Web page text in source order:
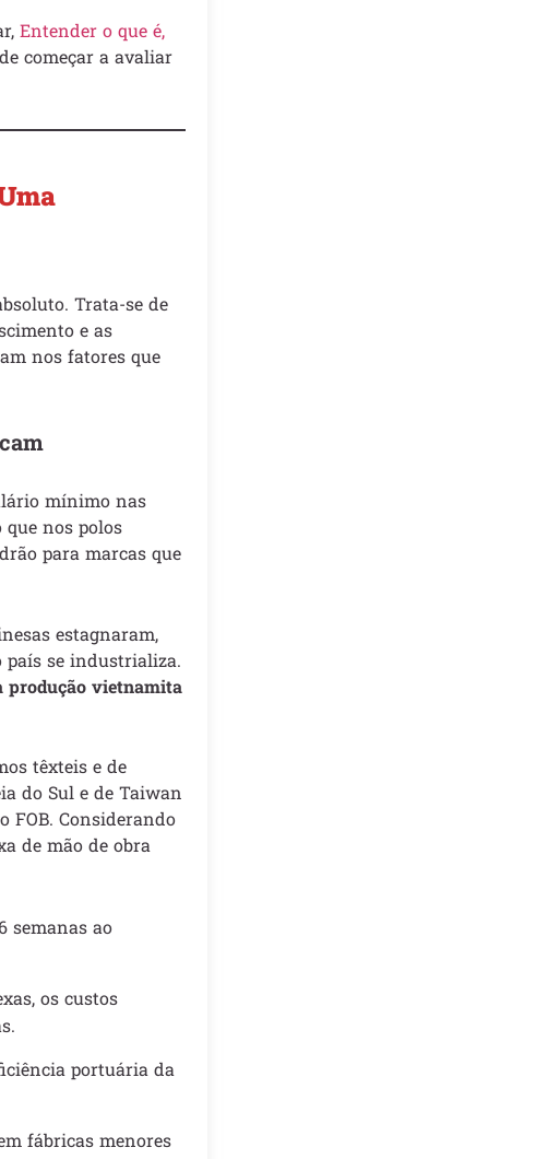
Entender o que é,
começar a avaliar
Trata-se de
e as
nos fatores que
mínimo nas
nos polos
para marcas que
estagnaram,
se industrializa.
produção vietnamita
têxteis e de
do Sul e de Taiwan
FOB. Considerando
de mão de obra
semanas ao
os custos
portuária da
fábricas menores